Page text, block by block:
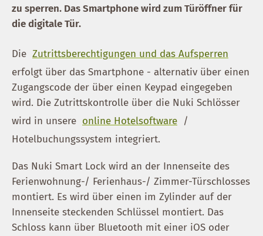
zu sperren. Das Smartphone wird zum Türöffner für
die digitale Tür.
Die Zutrittsberechtigungen und das Aufsperren
erfolgt über das Smartphone - alternativ über einen
Zugangscode der über einen Keypad eingegeben
wird. Die Zutrittskontrolle über die Nuki Schlösser
wird in unsere online Hotelsoftware /
Hotelbuchungssystem integriert.
Das Nuki Smart Lock wird an der Innenseite des
Ferienwohnung-/ Ferienhaus-/ Zimmer-Türschlosses
montiert. Es wird über einen im Zylinder auf der
Innenseite steckenden Schlüssel montiert. Das
Schloss kann über Bluetooth mit einer iOS oder